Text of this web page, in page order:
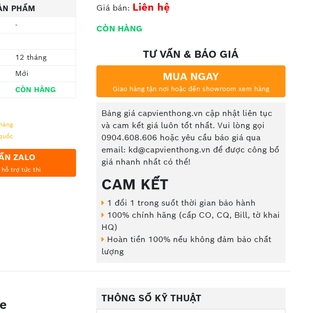
PHẨM
-
12 tháng
Mới
CÒN HÀNG
ZALO
hỗ trợ tức thì
Giá bán: Liên hệ
CÒN HÀNG
TƯ VẤN & BÁO GIÁ
MUA NGAY
Giao hàng tận nơi hoặc đến showroom xem hàng
Bảng giá capvienthong.vn cập nhật liên tục
và cam kết giá luôn tốt nhất. Vui lòng gọi
0904.608.606 hoặc yêu cầu báo giá qua
email: kd@capvienthong.vn để được công bố
giá nhanh nhất có thể!
CAM KẾT
1 đổi 1 trong suốt thời gian bảo hành
100% chính hãng (cấp CO, CQ, Bill, tờ khai
HQ)
Hoàn tiền 100% nếu không đảm bảo chất
lượng
THÔNG SỐ KỸ THUẬT